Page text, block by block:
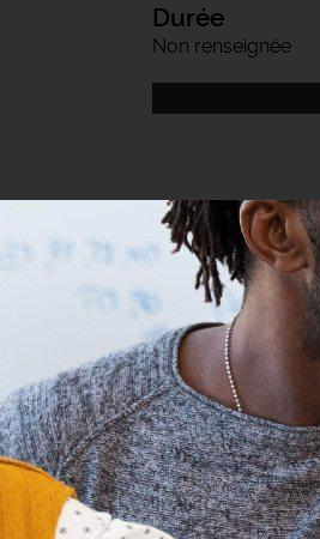
Durée
Non renseignée